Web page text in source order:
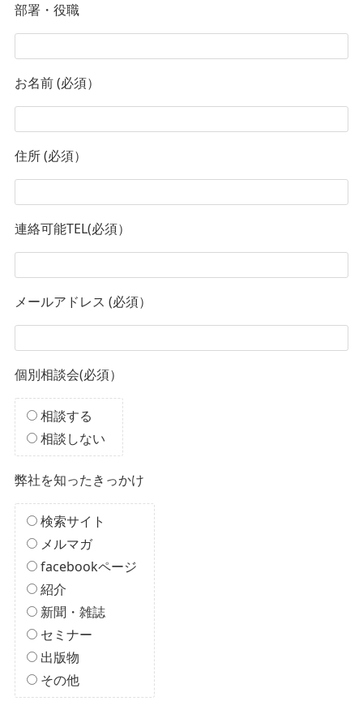
部署・役職
お名前 (必須）
住所 (必須）
連絡可能TEL(必須）
メールアドレス (必須）
個別相談会(必須）
相談する
相談しない
弊社を知ったきっかけ
検索サイト
メルマガ
facebookページ
紹介
新聞・雑誌
セミナー
出版物
その他